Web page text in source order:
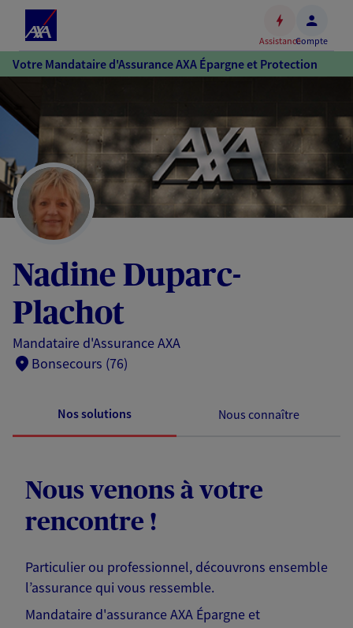
Accéder
au
Accéder
au
pied
de
page
AssistanceCompte
Votre Mandataire d'Assurance AXA Épargne et Protection
Nadine Duparc-
Plachot
Mandataire d'Assurance AXA
Bonsecours (76)
Nos solutions Nous connaître
Nous venons à votre
rencontre !
Particulier ou professionnel, découvrons ensemble
l’assurance qui vous ressemble.
Mandataire d'assurance AXA Épargne et